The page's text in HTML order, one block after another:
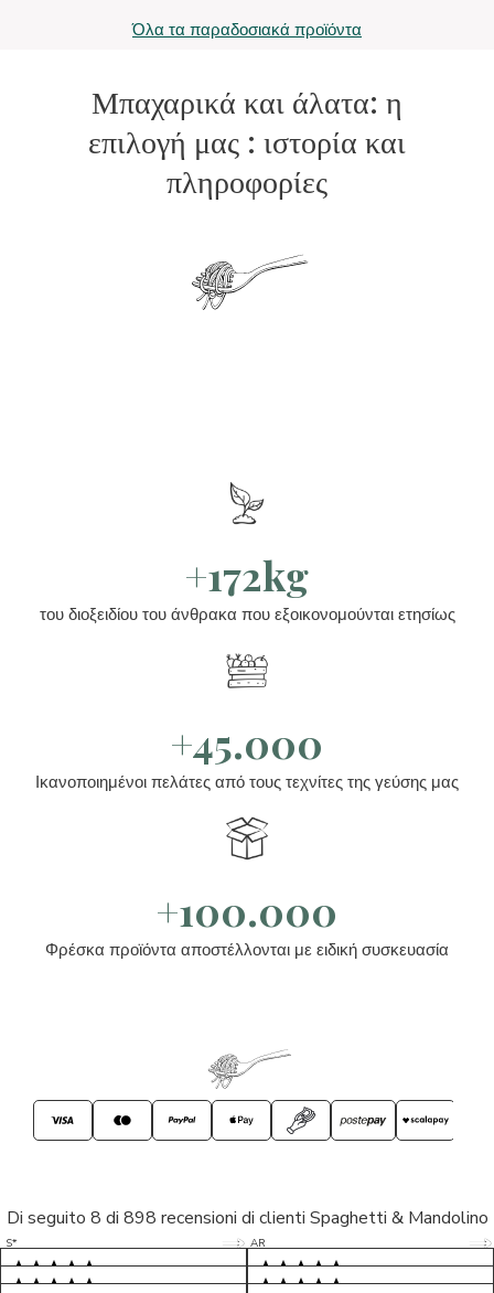
Όλα τα παραδοσιακά προϊόντα
Μπαχαρικά και άλατα: η
επιλογή μας : ιστορία και
πληροφορίες
+172kg
του διοξειδίου του άνθρακα που εξοικονομούνται ετησίως
+45.000
Ικανοποιημένοι πελάτες από τους τεχνίτες της γεύσης μας
+100.000
Φρέσκα προϊόντα αποστέλλονται με ειδική συσκευασία
Di seguito 8 di 898 recensioni di clienti Spaghetti & Mandolino
S* 5/5
LP 5/5
M* 5/5
AR 5/5
D* 5/5
S* 5/5